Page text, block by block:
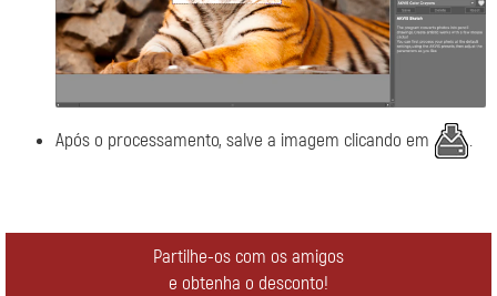
Após o processamento, salve a imagem clicando em .
Partilhe-os com os amigos
e obtenha o desconto!